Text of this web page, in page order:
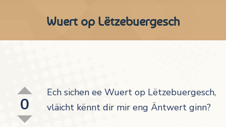
Wuert op Lëtzebuergesch
0
Ech sichen ee Wuert op Lëtzebuergesch,
vläicht kënnt dir mir eng Äntwert ginn?